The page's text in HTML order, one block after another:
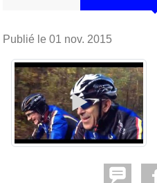
Publié le 01 nov. 2015